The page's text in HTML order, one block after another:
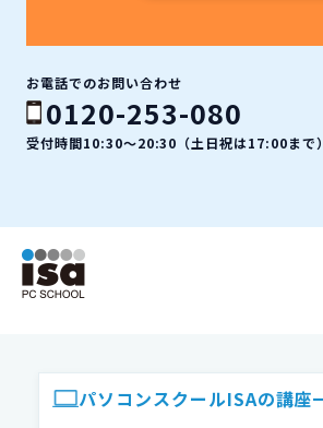
お電話でのお問い合わせ
0120-253-080
受付時間10:30〜20:30（土日祝は17:00まで）
パソコンスクールISAの講座